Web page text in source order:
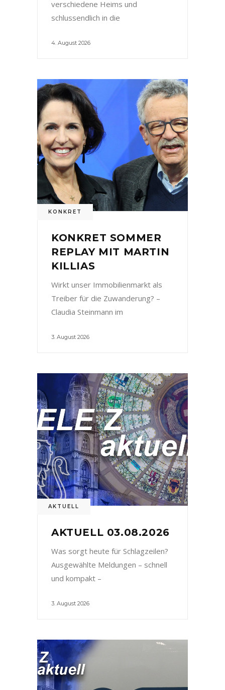
verschiedene Heims und
schlussendlich in die
4. August 2026
KONKRET
KONKRET SOMMER
REPLAY MIT MARTIN
KILLIAS
Wirkt unser Immobilienmarkt als
Treiber für die Zuwanderung? –
Claudia Steinmann im
3. August 2026
AKTUELL
AKTUELL 03.08.2026
Was sorgt heute für Schlagzeilen?
Ausgewählte Meldungen – schnell
und kompakt –
3. August 2026